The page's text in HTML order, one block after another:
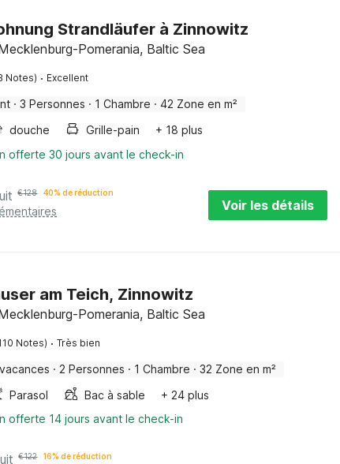
Strandläufer à Zinnowitz
Pomerania, Baltic Sea
Notes) · Excellent
· 3 Personnes · 1 Chambre · 42 Zone en m²
douche Grille-pain
+ 18 plus
offerte 30 jours avant le check-in
€128 40% de réduction
Voir les détails
am Teich, Zinnowitz
Pomerania, Baltic Sea
Notes) · Très bien
· 2 Personnes · 1 Chambre · 32 Zone en m²
Parasol Bac à sable
+ 24 plus
offerte 14 jours avant le check-in
€122 16% de réduction